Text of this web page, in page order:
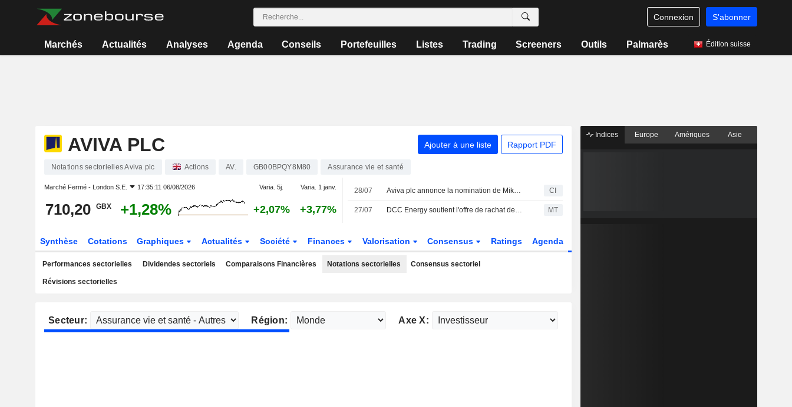
Connexion S'abonner
Marchés Actualités Analyses Agenda Conseils Portefeuilles Listes Trading Screeners Outils Palmarès Édition suisse
AVIVA PLC Ajouter à une liste Rapport PDF
Notations sectorielles Aviva plc Actions AV. GB00BPQY8M80 Assurance vie et santé
Marché Fermé - London S.E. 17:35:11 06/08/2026 Varia. 5j. Varia. 1 janv.
710,20 GBX +1,28% +2,07% +3,77%
28/07 Aviva plc annonce la nomination de Mike Ambery au poste de directeur de la politique d'épargne CI
27/07 DCC Energy soutient l'offre de rachat de 5,75 milliards de livres de KKR et Bridgepoint Group MT
Synthèse Cotations Graphiques Actualités Société Finances Valorisation Consensus Ratings Agenda
Performances sectorielles Dividendes sectoriels Comparaisons Financières Notations sectorielles Consensus sectoriel
Révisions sectorielles
Secteur: Région: Axe X:
Indices Europe Amériques Asie